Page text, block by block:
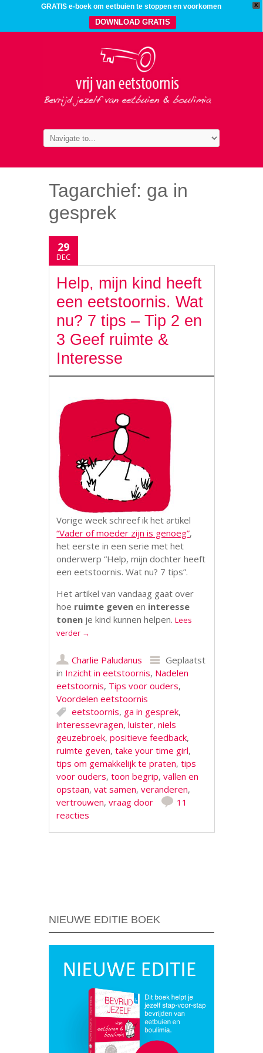
X
GRATIS e-boek om eetbuien te stoppen en voorkomen
DOWNLOAD GRATIS
Tagarchief: ga in
gesprek
29
DEC
Help, mijn kind heeft
een eetstoornis. Wat
nu? 7 tips – Tip 2 en
3 Geef ruimte &
Interesse
Vorige week schreef ik het artikel
“Vader of moeder zijn is genoeg”,
het eerste in een serie met het
onderwerp “Help, mijn dochter heeft
een eetstoornis. Wat nu? 7 tips”.
Het artikel van vandaag gaat over
hoe ruimte geven en interesse
tonen je kind kunnen helpen.Lees
verder →
Charlie Paludanus
Geplaatst
in Inzicht in eetstoornis, Nadelen
eetstoornis, Tips voor ouders,
Voordelen eetstoornis
eetstoornis, ga in gesprek,
interessevragen,luister,niels
geuzebroek,positieve feedback,
ruimte geven,take your time girl,
tips om gemakkelijk te praten,tips
voor ouders,toon begrip,vallen en
opstaan,vat samen,veranderen,
vertrouwen,vraag door
11
reacties
NIEUWE EDITIE BOEK